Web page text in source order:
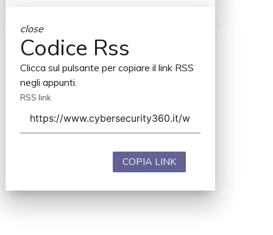
close
Codice Rss
Clicca sul pulsante per copiare il link RSS
negli appunti.
RSS link
COPIA LINK